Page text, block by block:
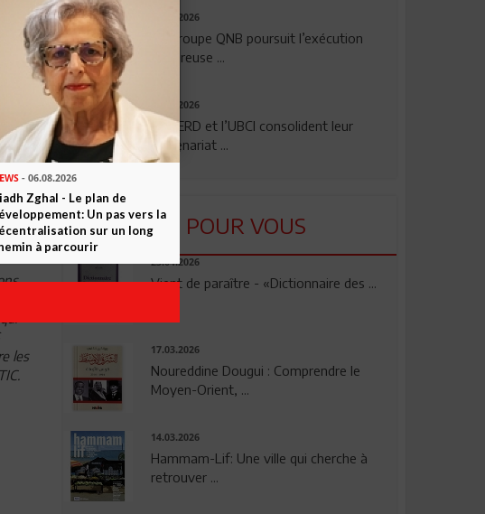
les
29.07.2026
Le Groupe QNB poursuit l’exécution
rigoureuse ...
24.07.2026
La BERD et l’UBCI consolident leur
partenariat ...
LU POUR VOUS
23.04.2026
Vient de paraître - «Dictionnaire des ...
17.03.2026
Noureddine Dougui : Comprendre le
Moyen-Orient, ...
14.03.2026
Hammam-Lif: Une ville qui cherche à
retrouver ...
- 06.08.2026
Zghal - Le plan de
Un pas vers la
sur un long
à parcourir